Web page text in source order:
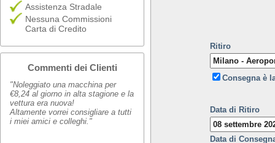
Assistenza Stradale
Nessuna Commissioni
Carta di Credito
Commenti dei Clienti
"Noleggiato una macchina per
€8,24 al giorno in alta stagione e la
vettura era nuova!
Altamente vorrei consigliare a tutti
i miei amici e colleghi."
Ritiro
Consegna è
Data di Ritiro
Data di